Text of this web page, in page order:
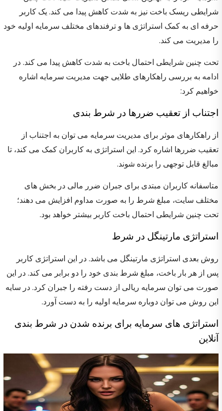
شرایطی ریسک باخت نیز به شدت کاهش پیدا می کند. یک کاربر
حرفه ای به کمک استراتژی ها و ترفندهای مختلف سرمایه اولیه خود
را مدیریت می کند.
تحت چنین شرایطی احتمال باخت به شدت کاهش پیدا می کند. در
ادامه به بررسی راهکارهای طلایی جهت مدیریت سرمایه اشاره
خواهیم کرد:
اجتناب از تعقیب ضررها در شرط بندی
از راهکارهای موثر برای مدیریت سرمایه می توان به اجتناب از
تعقیب ضررها اشاره کرد. این استراتژی به کاربران کمک می کند، تا
مبالغ قابل توجهی را برنده شوند.
متاسفانه کاربران مبتدی برای جبران ضرر مالی در بخش های
مختلف سایت، مبلغ شرط را به صورت مداوم افزایش می دهند؛
تحت چنین شرایطی احتمال باخت کاربر بیشتر خواهد بود.
استراتژی مارتینگل در شرط
روش بعدی استراتژی مارتینگل می باشد. در این استراتژی کاربر
پس از هر بار باخت، مبلغ شرط بندی خود را دو برابر می کند. در این
صورت می توان سرمایه ریالی از دست رفته را جبران کرد. در سایه
این روش می توان دوباره سرمایه اولیه را به دست آورد.
استراتژی های سرمایه برای برنده شدن در شرط بندی
آنلاین